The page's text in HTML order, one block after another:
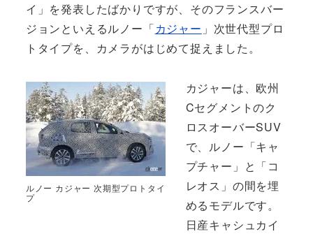
イ」を発表したばかりですが、そのフランスバー
ジョンといえるルノー「カジャー 」次世代型プロ
トタイプを、カメラがはじめて捉えました。
ルノー カジャー 次期型プロトタイ
プ
カジャーは、欧州
Cセグメントのク
ロスオーバーSUV
で、ルノー「キャ
プチャー」と「コ
レオス」の間を埋
めるモデルです。
日産キャシュカイ